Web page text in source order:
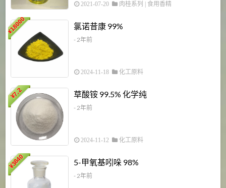
2021-07-20 肉桂系列 食用香精
¥
18000 氯诺昔康 99%
- 2年前
2024-11-18 化工原料
¥
7.2 草酸铵 99.5% 化学纯
- 2年前
2024-11-12 化工原料
¥
3840 5-甲氧基吲哚 98%
- 2年前